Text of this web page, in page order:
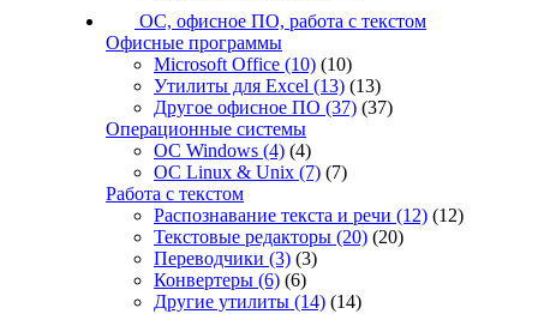
ОС, офисное ПО, работа с текстом
Офисные программы
Microsoft Office (10) (10)
Утилиты для Excel (13) (13)
Другое офисное ПО (37) (37)
Операционные системы
ОС Windows (4) (4)
ОС Linux & Unix (7) (7)
Работа с текстом
Распознавание текста и речи (12) (12)
Текстовые редакторы (20) (20)
Переводчики (3) (3)
Конвертеры (6) (6)
Другие утилиты (14) (14)